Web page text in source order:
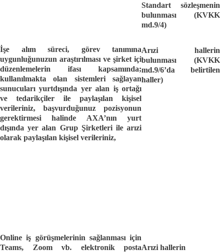
İşe alım süreci, görev tanımına
uygunluğunuzun araştırılması ve şirket içi
düzenlemelerin ifası kapsamında;
kullanılmakta olan sistemleri sağlayan
sunucuları yurtdışında yeralan iş ortağı
ve tedarikçiler ile paylaşılan kişisel
verileriniz, başvurduğunuz pozisyonun
gerektirmesi halinde AXA’nın yurt
dışında yer alan Grup Şirketleri ile arızi
olarak paylaşılan kişisel verileriniz,
Standart sözleşmenin
bulunması (KVKK
md.9/4)
Arızi hallerin
bulunması (KVKK
md.9/6’da belirtilen
haller)
Online iş görüşmelerinin sağlanması için
Teams, Zoom vb. elektronik postaArızi hallerin